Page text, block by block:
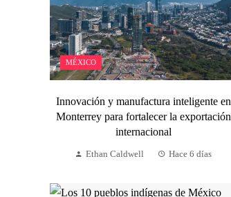
MÉXICO
Innovación y manufactura inteligente en
Monterrey para fortalecer la exportación
internacional
Ethan Caldwell Hace 6 días